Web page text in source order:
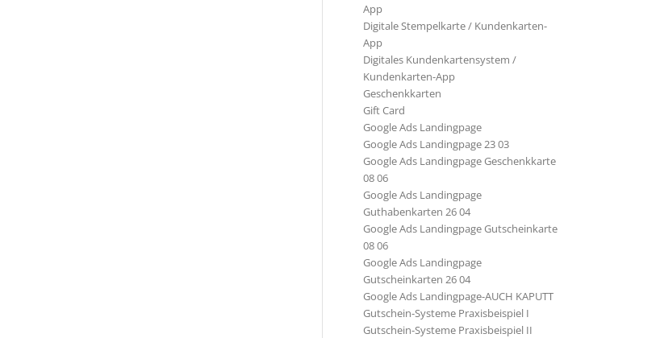
App
Digitale Stempelkarte / Kundenkarten-
App
Digitales Kundenkartensystem /
Kundenkarten-App
Geschenkkarten
Gift Card
Google Ads Landingpage
Google Ads Landingpage 23 03
Google Ads Landingpage Geschenkkarte
08 06
Google Ads Landingpage
Guthabenkarten 26 04
Google Ads Landingpage Gutscheinkarte
08 06
Google Ads Landingpage
Gutscheinkarten 26 04
Google Ads Landingpage-AUCH KAPUTT
Gutschein-Systeme Praxisbeispiel I
Gutschein-Systeme Praxisbeispiel II